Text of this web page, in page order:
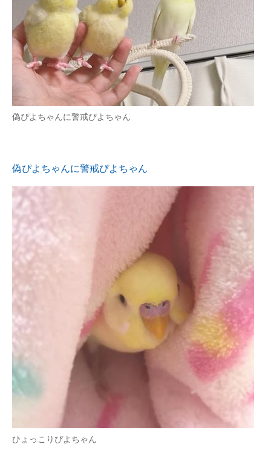
偽ぴよちゃんに警戒ぴよちゃん
偽ぴよちゃんに警戒ぴよちゃん
ひょっこりぴよちゃん